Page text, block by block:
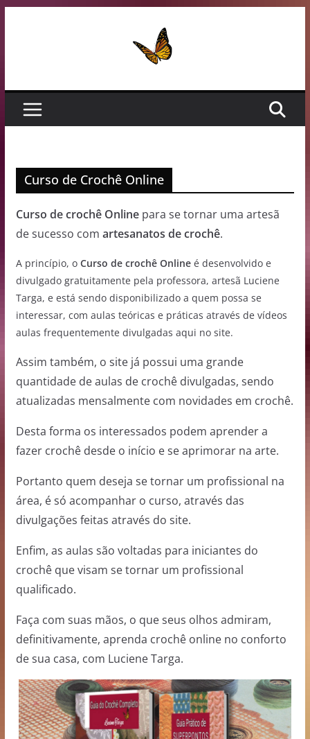
Curso de Crochê Online
Curso de crochê Onlinepara se tornar uma artesã
de sucesso com artesanatos de crochê.
A princípio, o Curso de crochê Onlineé desenvolvido e
divulgado gratuitamente pela professora, artesã Luciene
Targa, e está sendo disponibilizado a quem possa se
interessar, com aulas teóricas e práticas através de vídeos
aulas frequentemente divulgadas aqui no site.
Assim também, o site já possui uma grande
quantidade de aulas de crochê divulgadas, sendo
atualizadas mensalmente com novidades em crochê.
Desta forma os interessados podem aprender a
fazer crochê desde o início e se aprimorar na arte.
Portanto quem deseja se tornar um profissional na
área, é só acompanhar o curso, através das
divulgações feitas através do site.
Enfim, as aulas são voltadas para iniciantes do
crochê que visam se tornar um profissional
qualificado.
Faça com suas mãos, o que seus olhos admiram,
definitivamente, aprenda crochê online no conforto
de sua casa, com Luciene Targa.